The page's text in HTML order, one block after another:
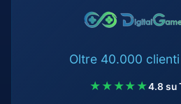
Oltre 40.000
★★★★★4.8 su